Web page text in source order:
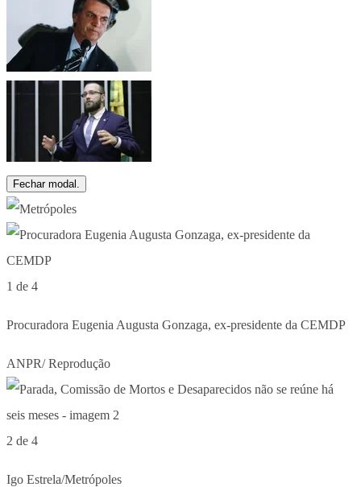
Fechar modal.
1 de 4
Procuradora Eugenia Augusta Gonzaga, ex-presidente da CEMDP
ANPR/ Reprodução
2 de 4
Igo Estrela/Metrópoles